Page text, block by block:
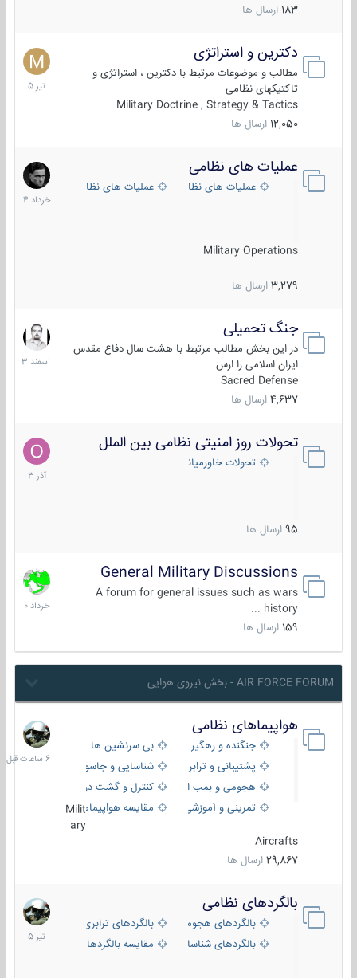
183 ارسال ها
دکترین و استراتژی
مطالب و موضوعات مرتبط با دکترین ، استراتژی و
تاکتیکهای نظامی
Military Doctrine , Strategy & Tactics
12,050 ارسال ها
27
تیر
1405
عملیات های نظامی
عملیات های نظامی ایرانعملیات های نظامی خارجی
Military Operations
3,279 ارسال ها
5
خرداد
1404
جنگ تحمیلی
در این بخش مطالب مرتبط با هشت سال دفاع مقدس
ایران اسلامی را ارس
Sacred Defense
4,637 ارسال ها
20
اسفند
1403
تحولات روز امنیتی نظامی بین الملل
تحولات خاورمیانه
95 ارسال ها
21
آذر
1403
General Military Discussions
A forum for general issues such as wars
history ...
159 ارسال ها
10
خرداد
1400
AIR FORCE FORUM - بخش نیروی هوایی
هواپیماهای نظامی
جنگنده و رهگیر
بی سرنشین ها
پشتیبانی و ترابری
شناسایی و جاسوسی
هجومی و بمب افکن
کنترل و گشت دریایی
تمرینی و آموزشی
مقایسه هواپیماهاMilit
ary
Aircrafts
29,867 ارسال ها
6
ساعات
قبل
بالگردهای نظامی
بالگردهای هجومی
بالگردهای ترابری
بالگردهای شناسایی
مقایسه بالگردها
22
تیر
1405